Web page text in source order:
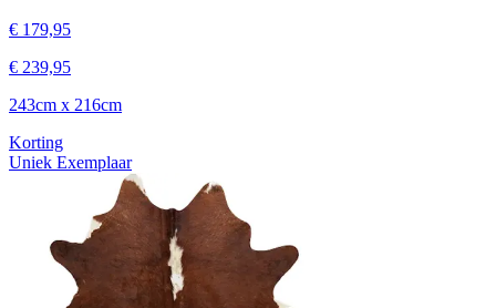
€ 179,95
€ 239,95
243cm x 216cm
Korting
Uniek Exemplaar